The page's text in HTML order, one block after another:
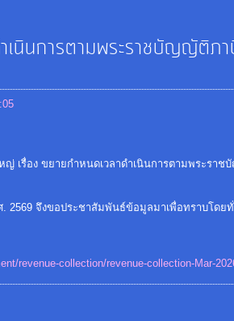
ำเนินการตามพระราชบัญญัติ
เรื่อง ขยายกำหนดเวลาดำเนินการตามพระรา
2569 จึงขอประชาสัมพันธ์ข้อมูลมาเพื่อทราบโดย
revenue-collection/revenue-collection-Mar-